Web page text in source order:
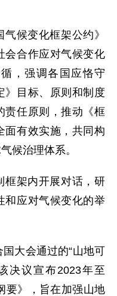
候变化框架公约》
会合作应对气候变化
，强调各国应恪守
》目标、原则和制度
责任原则，推动《框
面有效实施，共同构
候治理体系。
架内开展对话，研
和应对气候变化的举
大会通过的“山地可
决议宣布2023年至
要》，旨在加强山地